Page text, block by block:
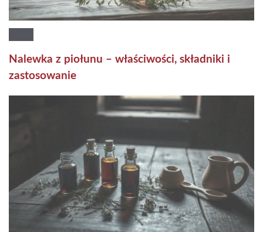
Nalewka z piołunu – właściwości, składniki i
zastosowanie